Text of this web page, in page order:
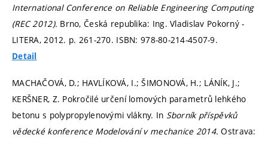
International Conference on Reliable Engineering Computing
(REC 2012). Brno, Česká republika: Ing. Vladislav Pokorný -
LITERA, 2012. p. 261-270. ISBN: 978-80-214-4507-9.
Detail
MACHAČOVÁ, D.; HAVLÍKOVÁ, I.; ŠIMONOVÁ, H.; LÁNÍK, J.;
KERŠNER, Z. Pokročilé určení lomových parametrů lehkého
betonu s polypropylenovými vlákny. In Sborník příspěvků
vědecké konference Modelování v mechanice 2014.Ostrava: